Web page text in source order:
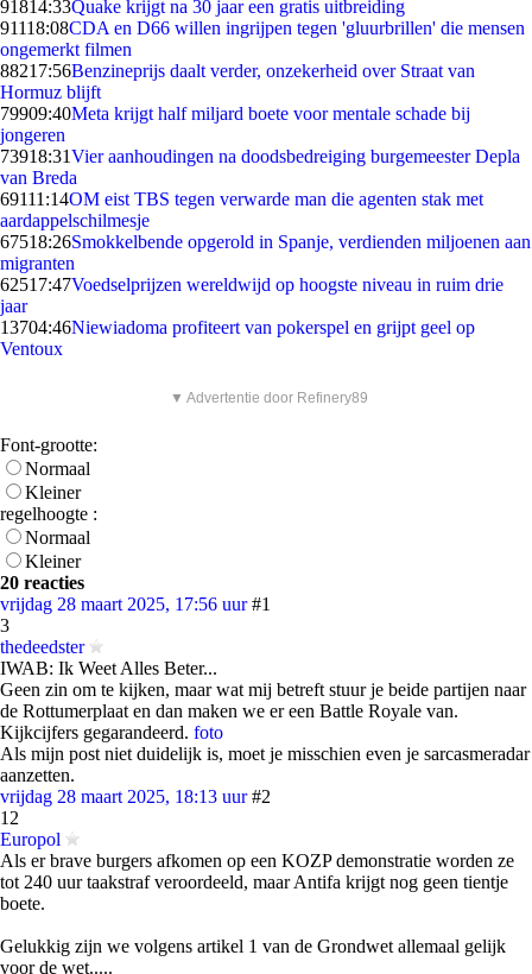
91814:33Quake krijgt na 30 jaar een gratis uitbreiding
91118:08CDA en D66 willen ingrijpen tegen 'gluurbrillen' die mensen
ongemerkt filmen
88217:56Benzineprijs daalt verder, onzekerheid over Straat van
Hormuz blijft
79909:40Meta krijgt half miljard boete voor mentale schade bij
jongeren
73918:31Vier aanhoudingen na doodsbedreiging burgemeester Depla
van Breda
69111:14OM eist TBS tegen verwarde man die agenten stak met
aardappelschilmesje
67518:26Smokkelbende opgerold in Spanje, verdienden miljoenen aan
migranten
62517:47Voedselprijzen wereldwijd op hoogste niveau in ruim drie
jaar
13704:46Niewiadoma profiteert van pokerspel en grijpt geel op
Ventoux
▼ Advertentie door Refinery89
Font-grootte:
Normaal
Kleiner
regelhoogte :
Normaal
Kleiner
20 reacties
vrijdag 28 maart 2025, 17:56 uur #1
3
thedeedster
IWAB: Ik Weet Alles Beter...
Geen zin om te kijken, maar wat mij betreft stuur je beide partijen naar
de Rottumerplaat en dan maken we er een Battle Royale van.
Kijkcijfers gegarandeerd. foto
Als mijn post niet duidelijk is, moet je misschien even je sarcasmeradar
aanzetten.
vrijdag 28 maart 2025, 18:13 uur #2
12
Europol
Als er brave burgers afkomen op een KOZP demonstratie worden ze
tot 240 uur taakstraf veroordeeld, maar Antifa krijgt nog geen tientje
boete.
Gelukkig zijn we volgens artikel 1 van de Grondwet allemaal gelijk
voor de wet.....